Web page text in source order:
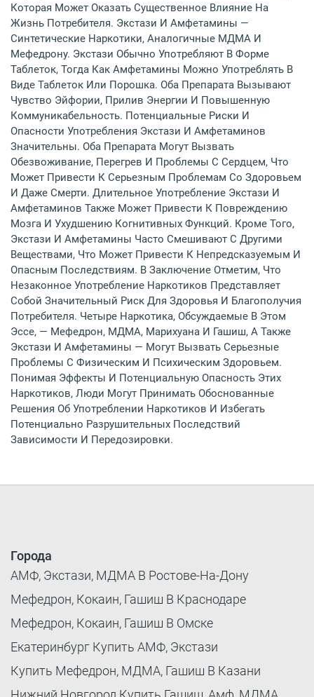
Которая Может Оказать Существенное Влияние На
Жизнь Потребителя. Экстази И Амфетамины —
Синтетические Наркотики, Аналогичные МДМА И
Мефедрону. Экстази Обычно Употребляют В Форме
Таблеток, Тогда Как Амфетамины Можно Употреблять В
Виде Таблеток Или Порошка. Оба Препарата Вызывают
Чувство Эйфории, Прилив Энергии И Повышенную
Коммуникабельность. Потенциальные Риски И
Опасности Употребления Экстази И Амфетаминов
Значительны. Оба Препарата Могут Вызвать
Обезвоживание, Перегрев И Проблемы С Сердцем, Что
Может Привести К Серьезным Проблемам Со Здоровьем
И Даже Смерти. Длительное Употребление Экстази И
Амфетаминов Также Может Привести К Повреждению
Мозга И Ухудшению Когнитивных Функций. Кроме Того,
Экстази И Амфетамины Часто Смешивают С Другими
Веществами, Что Может Привести К Непредсказуемым И
Опасным Последствиям. В Заключение Отметим, Что
Незаконное Употребление Наркотиков Представляет
Собой Значительный Риск Для Здоровья И Благополучия
Потребителя. Четыре Наркотика, Обсуждаемые В Этом
Эссе, — Мефедрон, МДМА, Марихуана И Гашиш, А Также
Экстази И Амфетамины — Могут Вызвать Серьезные
Проблемы С Физическим И Психическим Здоровьем.
Понимая Эффекты И Потенциальную Опасность Этих
Наркотиков, Люди Могут Принимать Обоснованные
Решения Об Употреблении Наркотиков И Избегать
Потенциально Разрушительных Последствий
Зависимости И Передозировки.
Города
АМФ, Экстази, МДМА В Ростове-На-Дону
Мефедрон, Кокаин, Гашиш В Краснодаре
Мефедрон, Кокаин, Гашиш В Омске
Екатеринбург Купить АМФ, Экстази
Купить Мефедрон, МДМА, Гашиш В Казани